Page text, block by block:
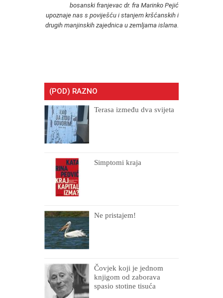
bosanski franjevac dr. fra Marinko Pejić
upoznaje nas s poviješću i stanjem kršćanskih i
drugih manjinskih zajednica u zemljama islama.
(POD) RAZNO
Terasa između dva svijeta
Simptomi kraja
Ne pristajem!
Čovjek koji je jednom
knjigom od zaborava
spasio stotine tisuća